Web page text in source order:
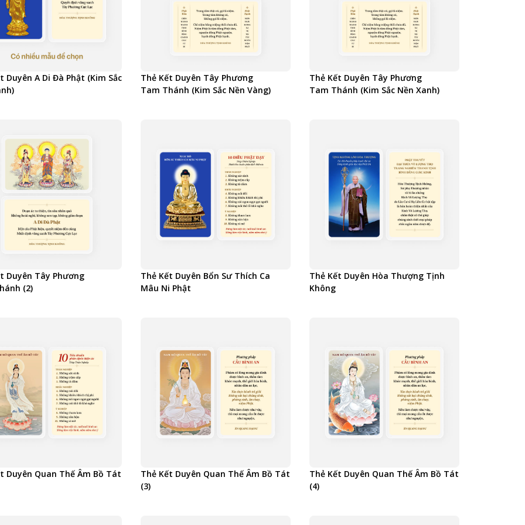
Duyên A Di Đà Phật (Kim Sắc
Thẻ Kết Duyên Tây Phương
Tam Thánh (Kim Sắc Nền Vàng)
Thẻ Kết Duyên Tây Phương
Tam Thánh (Kim Sắc Nền Xanh)
Duyên Tây Phương
(2)
Thẻ Kết Duyên Bổn Sư Thích Ca
Mâu Ni Phật
Thẻ Kết Duyên Hòa Thượng Tịnh
Không
Duyên Quan Thế Âm Bồ Tát
Thẻ Kết Duyên Quan Thế Âm Bồ Tát
(3)
Thẻ Kết Duyên Quan Thế Âm Bồ Tát
(4)